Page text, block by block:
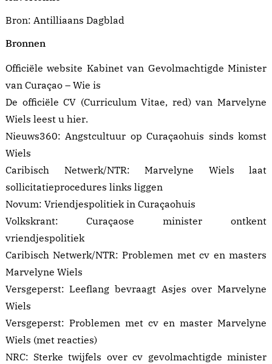
Bron: Antilliaans Dagblad
Bronnen
Officiële website Kabinet van Gevolmachtigde Minister
van Curaçao – Wie is
De officiële CV (Curriculum Vitae, red) van Marvelyne
Wiels leest u hier.
Nieuws360: Angstcultuur op Curaçaohuis sinds komst
Wiels
Caribisch Netwerk/NTR: Marvelyne Wiels laat
sollicitatieprocedures links liggen
Novum: Vriendjespolitiek in Curaçaohuis
Volkskrant: Curaçaose minister ontkent
vriendjespolitiek
Caribisch Netwerk/NTR: Problemen met cv en masters
Marvelyne Wiels
Versgeperst: Leeflang bevraagt Asjes over Marvelyne
Wiels
Versgeperst: Problemen met cv en master Marvelyne
Wiels (met reacties)
NRC: Sterke twijfels over cv gevolmachtigde minister